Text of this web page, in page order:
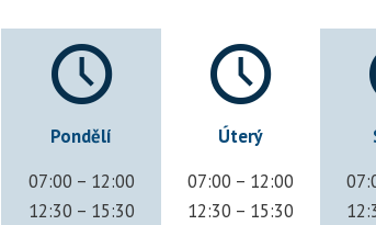
Pondělí
07:00 – 12:00
12:30 – 15:30
Úterý
07:00 – 12:00
12:30 – 15:30